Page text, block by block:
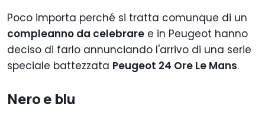
Poco importa perché si tratta comunque di un
compleanno da celebrare e in Peugeot hanno
deciso di farlo annunciando l'arrivo di una serie
speciale battezzata Peugeot 24 Ore Le Mans.
Nero e blu